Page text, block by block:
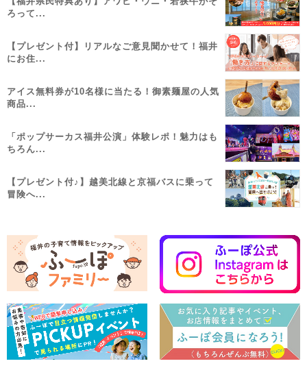
ろって...
【プレゼント付】リアルなご意見聞かせて！福井
にお住...
アイス無料券が10名様に当たる！御素麺屋の人気
商品...
「ポップサーカス福井公演」体験レポ！魅力はも
ちろん...
【プレゼント付♪】越美北線と京福バスに乗って
冒険へ...